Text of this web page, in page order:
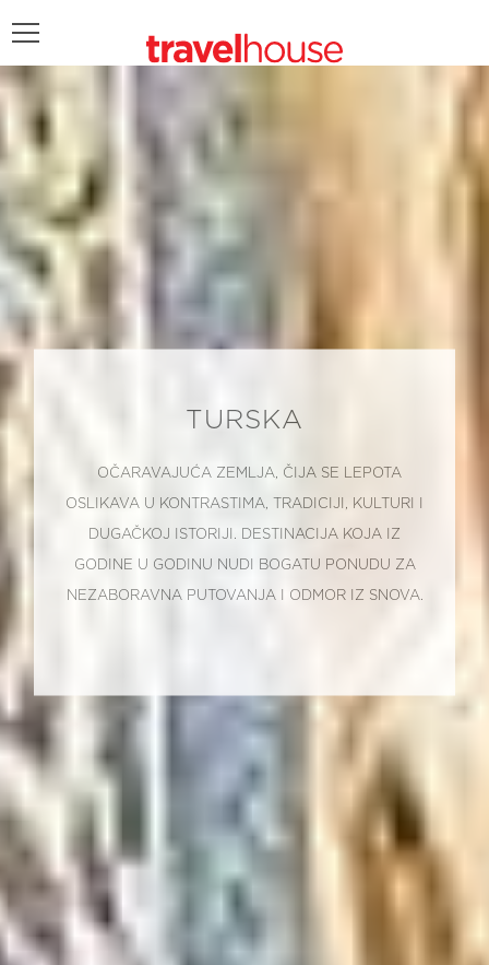
TURSKA
OČARAVAJUĆA ZEMLJA, ČIJA SE LEPOTA
OSLIKAVA U KONTRASTIMA, TRADICIJI, KULTURI I
DUGAČKOJ ISTORIJI. DESTINACIJA KOJA IZ
GODINE U GODINU NUDI BOGATU PONUDU ZA
NEZABORAVNA PUTOVANJA I ODMOR IZ SNOVA.